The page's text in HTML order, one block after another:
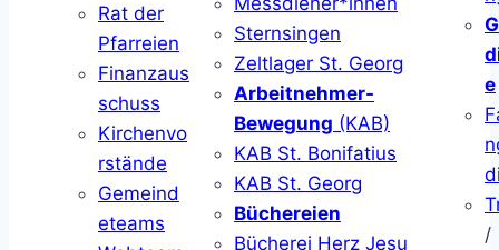
Rat der
Pfarreien
Finanzaus
schuss
Kirchenvo
rstände
Gemeind
eteams
Sternsingen
Zeltlager St. Georg
Arbeitnehmer-
Bewegung (KAB)
KAB St. Bonifatius
KAB St. Georg
Büchereien
Bücherei Herz Jesu
e
/